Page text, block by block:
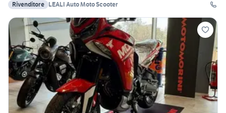
Rivenditore LEALI Auto Moto Scooter